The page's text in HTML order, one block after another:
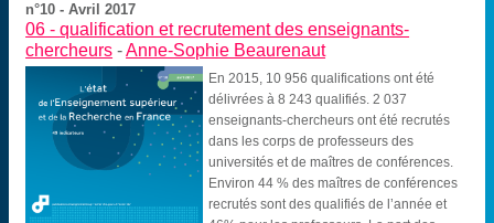
n°10 - Avril 2017
06 -qualification et recrutement des enseignants-
chercheurs -Anne-Sophie Beaurenaut
En 2015, 10 956 qualifications ont été
délivrées à 8 243 qualifiés. 2 037
enseignants-chercheurs ont été recrutés
dans les corps de professeurs des
universités et de maîtres de conférences.
Environ 44 % des maîtres de conférences
recrutés sont des qualifiés de l’année et